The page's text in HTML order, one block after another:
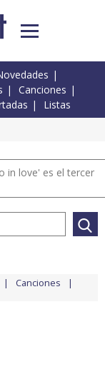
Canciones
Listas
in love' es el tercer
Canciones